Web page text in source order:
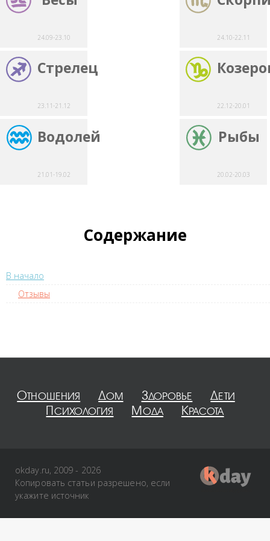
24.09-23.10 24.10-22.11
Стрелец
23.11-21.12 22.12-20.01
Водолей
21.01-19.02
Рыбы
20.02-20.03
Содержание
В начало
Отзывы
Отношения Дом Здоровье
Дети
Психология
Мода Красота
okday.ru, 2009 - 2026
Копировать статьи разрешено, если
укажите источник